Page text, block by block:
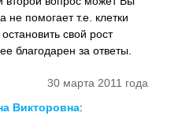
не помогает т.е. клетки
свой рост
благодарен за ответы.
30 марта 2011 года
Викторовна: